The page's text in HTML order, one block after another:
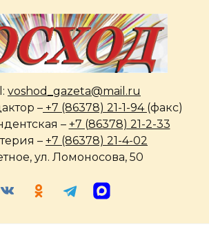
voshod_gazeta@mail.ru
– +7 (86378) 21-1-94 (факс)
– +7 (86378) 21-2-33
– +7 (86378) 21-4-02
ул. Ломоносова, 50